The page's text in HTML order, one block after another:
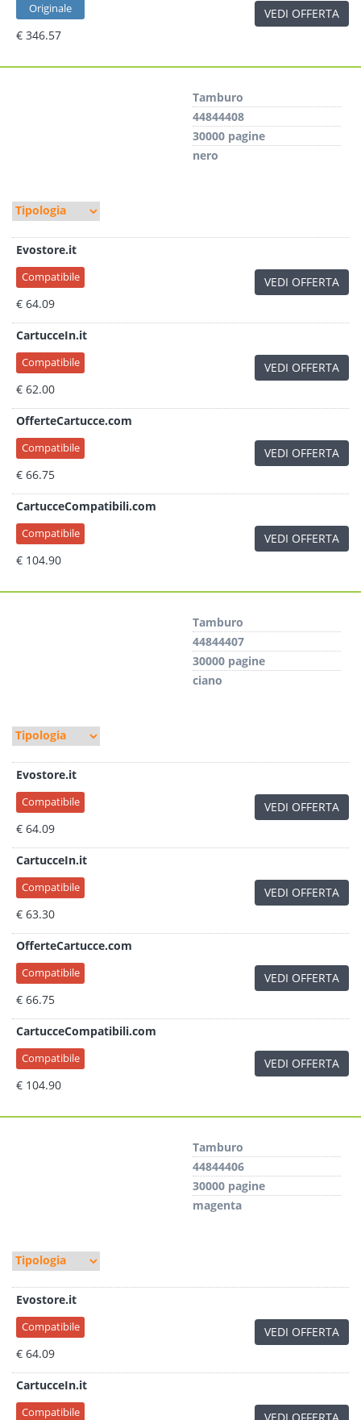
Originale
€ 346.57
VEDI OFFERTA
Tamburo
44844408
30000 pagine
nero
Evostore.it
Compatibile
€ 64.09
VEDI OFFERTA
CartucceIn.it
Compatibile
€ 62.00
VEDI OFFERTA
OfferteCartucce.com
Compatibile
€ 66.75
VEDI OFFERTA
CartucceCompatibili.com
Compatibile
€ 104.90
VEDI OFFERTA
Tamburo
44844407
30000 pagine
ciano
Evostore.it
Compatibile
€ 64.09
VEDI OFFERTA
CartucceIn.it
Compatibile
€ 63.30
VEDI OFFERTA
OfferteCartucce.com
Compatibile
€ 66.75
VEDI OFFERTA
CartucceCompatibili.com
Compatibile
€ 104.90
VEDI OFFERTA
Tamburo
44844406
30000 pagine
magenta
Evostore.it
Compatibile
€ 64.09
VEDI OFFERTA
CartucceIn.it
Compatibile